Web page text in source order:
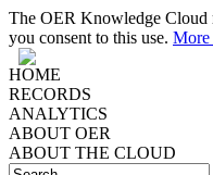
The OER Knowledge Cloud
you consent to this use. More
HOME
RECORDS
ANALYTICS
ABOUT OER
ABOUT THE CLOUD